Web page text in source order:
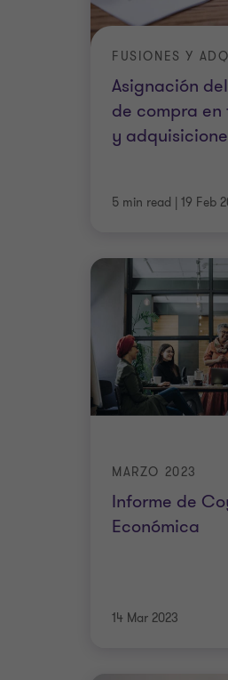
Asignación
de compra en
y
5 min read | 19 Feb
Informe de
Económica
MARZO 2023
14 Mar 2023